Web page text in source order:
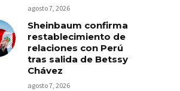
agosto 7, 2026
Sheinbaum confirma
restablecimiento de
relaciones con Perú
tras salida de Betssy
Chávez
agosto 7, 2026